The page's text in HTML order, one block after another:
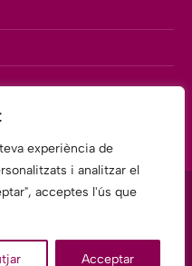
experiència de
i analitzar el
acceptes l'ús que
Acceptar
Hospital General, antic